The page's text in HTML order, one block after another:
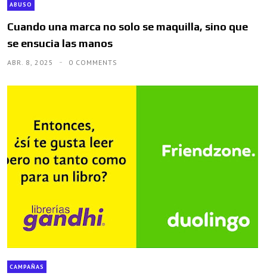
ABUSO
Cuando una marca no solo se maquilla, sino que
se ensucia las manos
ABR. 8, 2025 0 COMMENTS
CAMPAÑAS